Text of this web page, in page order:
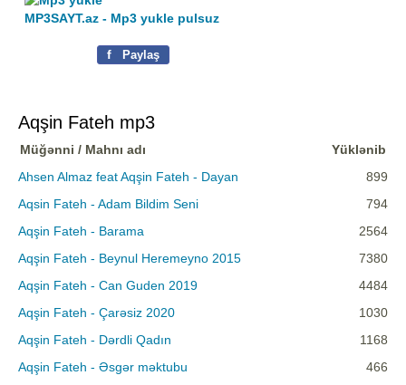
MP3SAYT.az - Mp3 yukle pulsuz
f Paylaş
Aqşin Fateh mp3
Müğənni / Mahnı adı
Yüklənib
Ahsen Almaz feat Aqşin Fateh - Dayan
899
Aqsin Fateh - Adam Bildim Seni
794
Aqşin Fateh - Barama
2564
Aqşin Fateh - Beynul Heremeyno 2015
7380
Aqşin Fateh - Can Guden 2019
4484
Aqşin Fateh - Çarəsiz 2020
1030
Aqşin Fateh - Dərdli Qadın
1168
Aqşin Fateh - Əsgər məktubu
466